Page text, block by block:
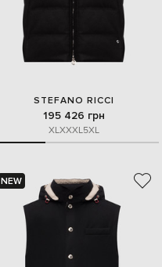
STEFANO RICCI
195 426 грн
XLXXXL5XL
NEW